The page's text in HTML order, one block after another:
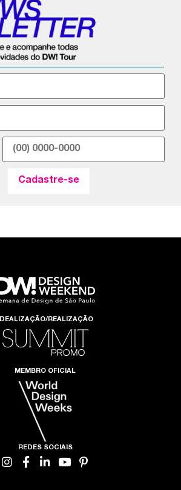
IDEALIZAÇÃO/REALIZAÇÃO
MEMBRO OFICIAL
REDES SOCIAIS